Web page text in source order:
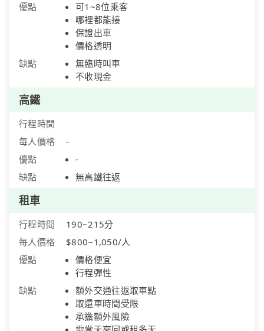
優點
可1~8位乘客
哪裡都能接
保證出車
價格透明
缺點
無臨時叫車
不收現金
高鐵
行程時間
每人價格
-
優點
-
缺點
無高鐵往返
租車
行程時間
190~215分
每人價格
$800~1,050/人
優點
價格便宜
行程彈性
缺點
額外交通往返取車點
取還車時間受限
承擔額外風險